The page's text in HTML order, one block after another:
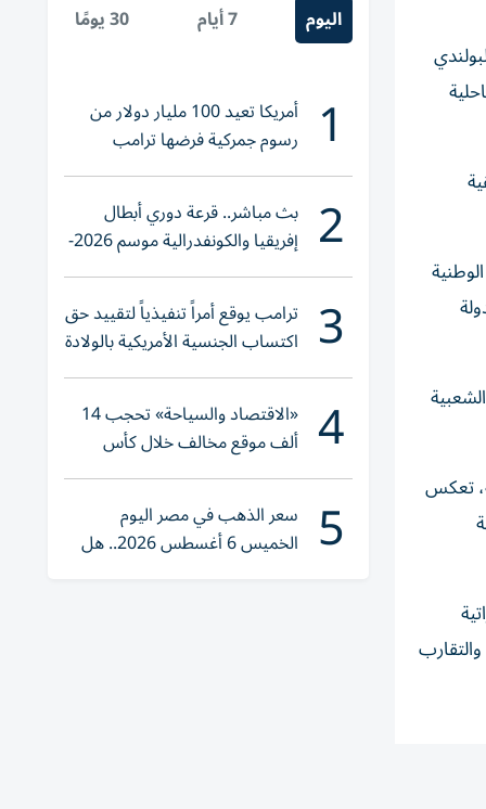
تعكس
اليوم 7 أيام 30 يومًا
1 أمريكا تعيد 100 مليار دولار من
رسوم جمركية فرضها ترامب
2 بث مباشر.. قرعة دوري أبطال
إفريقيا والكونفدرالية موسم 2026-
2027
3 ترامب يوقع أمراً تنفيذياً لتقييد حق
اكتساب الجنسية الأمريكية بالولادة
4 «الاقتصاد والسياحة» تحجب 14
ألف موقع مخالف خلال كأس
العالم 2026
5 سعر الذهب في مصر اليوم
الخميس 6 أغسطس 2026.. هل